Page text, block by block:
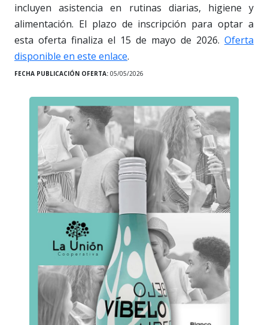
incluyen asistencia en rutinas diarias, higiene y
alimentación. El plazo de inscripción para optar a
esta oferta finaliza el 15 de mayo de 2026. Oferta
disponible en este enlace.
FECHA PUBLICACIÓN OFERTA: 05/05/2026